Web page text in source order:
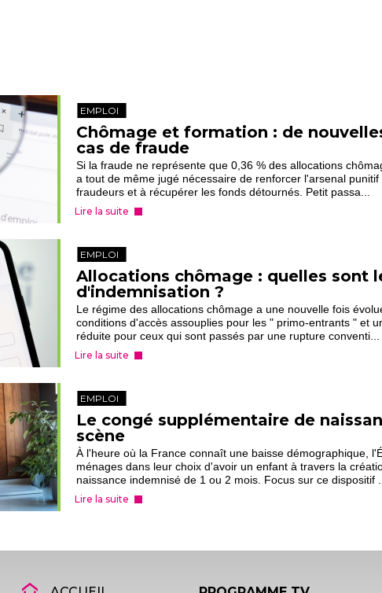
EMPLOI
Chômage et formation : de
cas de fraude
Si la fraude ne représente que 0,36 % des allocations
a tout de même jugé nécessaire de renforcer l'arsenal
fraudeurs et à récupérer les fonds détournés. Petit passa...
Lire la suite
EMPLOI
Allocations chômage : quelles sont
d'indemnisation ?
Le régime des allocations chômage a une nouvelle fois
conditions d'accès assouplies pour les " primo-entrants " et
réduite pour ceux qui sont passés par une rupture conventi...
Lire la suite
EMPLOI
Le congé supplémentaire de
scène
À l'heure où la France connaît une baisse démographique,
ménages dans leur choix d'avoir un enfant à travers la
naissance indemnisé de 1 ou 2 mois. Focus sur ce dispositif ...
Lire la suite